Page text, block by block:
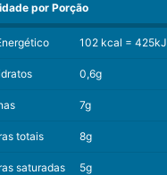
por Porção
102 kcal = 425kJ
0,6g
7g
totais 8g
saturadas 5g